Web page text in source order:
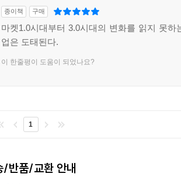
종이책 구매
마켓1.0시대부터 3.0시대의 변화를 읽지 못하
업은 도태된다.
이 한줄평이 도움이 되었나요?
1
/반품/교환 안내